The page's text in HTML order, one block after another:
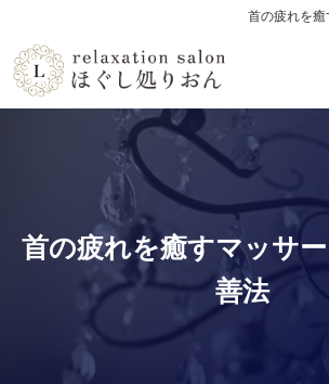
首の疲れを
首の疲れを癒すマッサ
善法